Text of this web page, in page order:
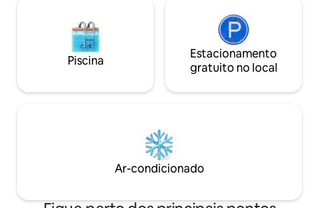
Piscina
Estacionamento
gratuito no local
Ar-condicionado